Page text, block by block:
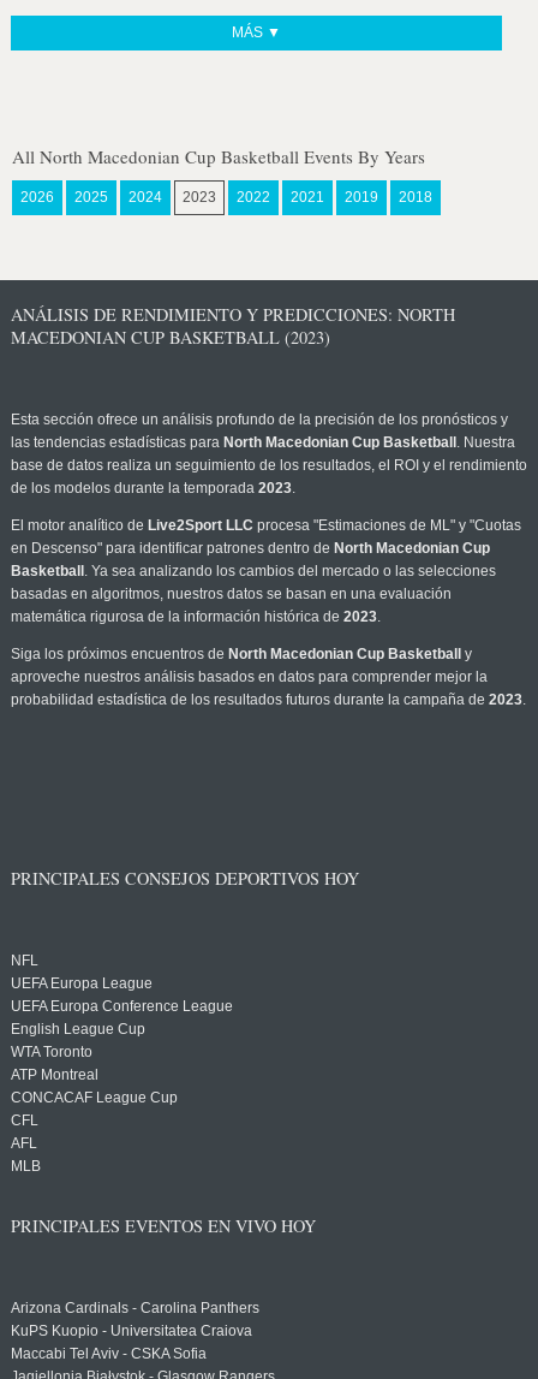
MÁS ▼
All North Macedonian Cup Basketball Events By Years
2026 2025 2024 2023 2022 2021 2019 2018
ANÁLISIS DE RENDIMIENTO Y PREDICCIONES: NORTH
MACEDONIAN CUP BASKETBALL (2023)
Esta sección ofrece un análisis profundo de la precisión de los pronósticos y
las tendencias estadísticas para North Macedonian Cup Basketball . Nuestra
base de datos realiza un seguimiento de los resultados, el ROI y el rendimiento
de los modelos durante la temporada 2023.
El motor analítico de Live2Sport LLC procesa "Estimaciones de ML" y "Cuotas
en Descenso" para identificar patrones dentro de North Macedonian Cup
Basketball . Ya sea analizando los cambios del mercado o las selecciones
basadas en algoritmos, nuestros datos se basan en una evaluación
matemática rigurosa de la información histórica de 2023.
Siga los próximos encuentros de North Macedonian Cup Basketball
y
aproveche nuestros análisis basados en datos para comprender mejor la
probabilidad estadística de los resultados futuros durante la campaña de 2023.
PRINCIPALES CONSEJOS DEPORTIVOS HOY
NFL
UEFA Europa League
UEFA Europa Conference League
English League Cup
WTA Toronto
ATP Montreal
CONCACAF League Cup
CFL
AFL
MLB
PRINCIPALES EVENTOS EN VIVO HOY
Arizona Cardinals - Carolina Panthers
KuPS Kuopio - Universitatea Craiova
Maccabi Tel Aviv - CSKA Sofia